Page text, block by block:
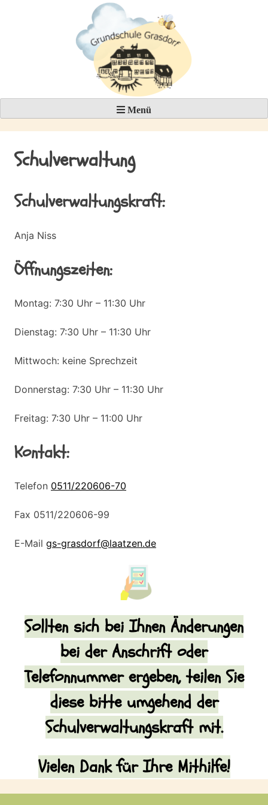
Menü
Schulverwaltung
Schulverwaltungskraft:
Anja Niss
Öffnungszeiten:
Montag: 7:30 Uhr – 11:30 Uhr
Dienstag: 7:30 Uhr – 11:30 Uhr
Mittwoch: keine Sprechzeit
Donnerstag: 7:30 Uhr – 11:30 Uhr
Freitag: 7:30 Uhr – 11:00 Uhr
Kontakt:
Telefon 0511/220606-70
Fax 0511/220606-99
E-Mail gs-grasdorf@laatzen.de
Sollten sich bei Ihnen Änderungen
bei der Anschrift oder
Telefonnummer ergeben, teilen Sie
diese bitte umgehend der
Schulverwaltungskraft mit.
Vielen Dank für Ihre Mithilfe!